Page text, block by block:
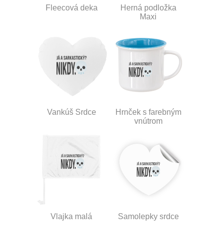
Fleecová deka
Herná podložka
Maxi
Vankúš Srdce
Hrnček s farebným
vnútrom
Vlajka malá Samolepky srdce